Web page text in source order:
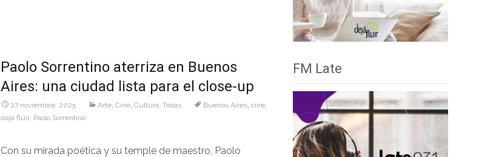
Paolo Sorrentino aterriza en Buenos
Aires: una ciudad lista para el close-up
27 noviembre, 2025 Arte, Cine, Cultura, Todas Buenos Aires, cine,
deja fluir, Paolo Sorrentino
Con su mirada poética y su temple de maestro, Paolo
FM Late